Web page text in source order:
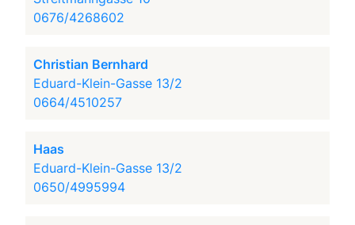
0676/4268602
Christian Bernhard
Eduard-Klein-Gasse 13/2
0664/4510257
Haas
Eduard-Klein-Gasse 13/2
0650/4995994